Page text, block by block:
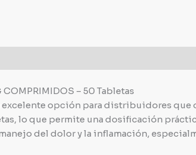
COMPRIMIDOS – 50 Tabletas
excelente opción para distribuidores
lo que permite una dosificación
del dolor y la inflamación,